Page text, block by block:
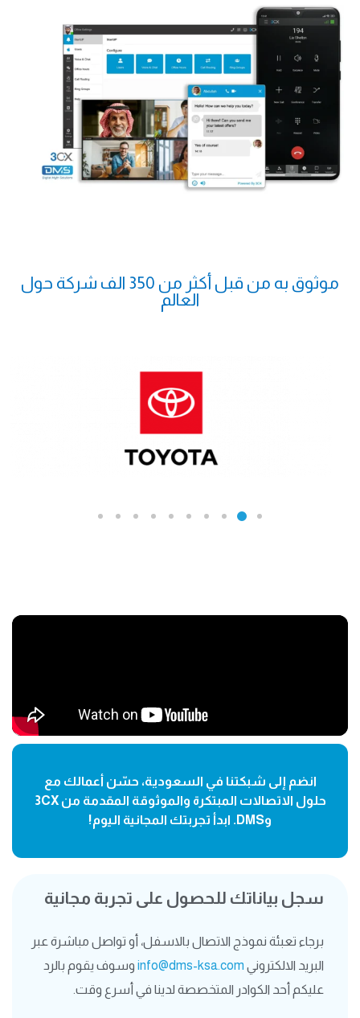
موثوق به من قبل أكثر من 350 الف شركة حول
العالم
انضم إلى شبكتنا في السعودية، حسّن أعمالك مع
حلول الاتصالات المبتكرة والموثوقة المقدمة من 3CX
وDMS. ابدأ تجربتك المجانية اليوم!
سجل بياناتك للحصول على تجربة مجانية
برجاء تعبئة نموذج الاتصال بالاسفل، أو تواصل مباشرة عبر
البريد الالكتروني info@dms-ksa.com وسوف يقوم بالرد
عليكم أحد الكوادر المتخصصة لدينا في أسرع وقت.